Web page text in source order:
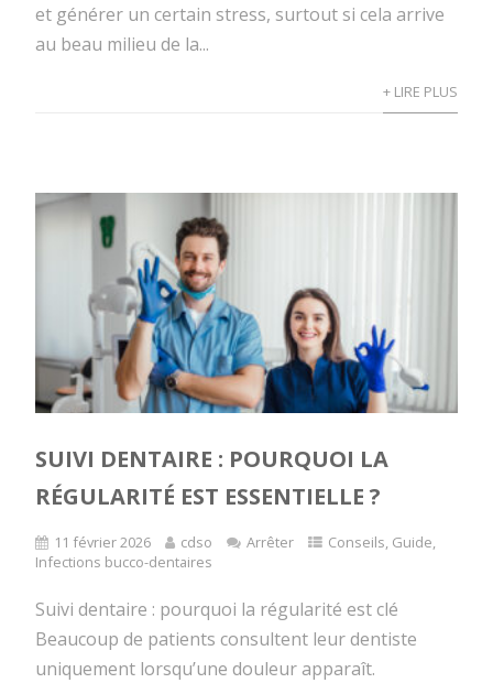
et générer un certain stress, surtout si cela arrive
au beau milieu de la...
+ LIRE PLUS
SUIVI DENTAIRE : POURQUOI LA
RÉGULARITÉ EST ESSENTIELLE ?
11 février 2026 cdso Arrêter Conseils, Guide,
Infections bucco-dentaires
Suivi dentaire : pourquoi la régularité est clé
Beaucoup de patients consultent leur dentiste
uniquement lorsqu’une douleur apparaît.